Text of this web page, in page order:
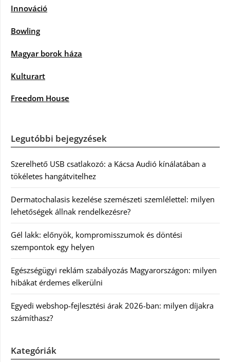
Innováció
Bowling
Magyar borok háza
Kulturart
Freedom House
Legutóbbi bejegyzések
Szerelhető USB csatlakozó: a Kácsa Audió kínálatában a
tökéletes hangátvitelhez
Dermatochalasis kezelése szemészeti szemlélettel: milyen
lehetőségek állnak rendelkezésre?
Gél lakk: előnyök, kompromisszumok és döntési
szempontok egy helyen
Egészségügyi reklám szabályozás Magyarországon: milyen
hibákat érdemes elkerülni
Egyedi webshop-fejlesztési árak 2026-ban: milyen díjakra
számíthasz?
Kategóriák